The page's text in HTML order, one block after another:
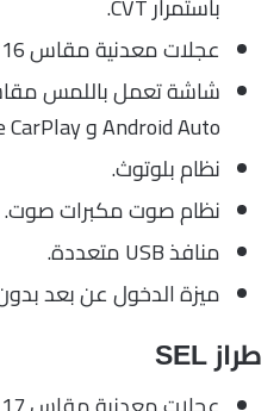
باستمرار CVT.
عجلات معدنية مقاس 16 بوصة.
Android Auto و Apple CarPlay اللاسلكية.
نظام بلوتوث.
نظام صوت مكبرات صوت.
منافذ USB متعددة.
ميزة الدخول عن بعد
طراز SEL